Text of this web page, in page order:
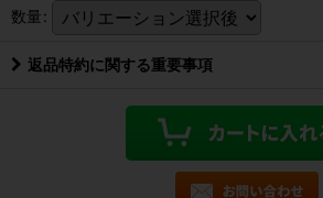
数量:
返品特約に関する重要事項